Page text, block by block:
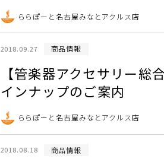
ららぽーと名古屋みなとアクルス店
2018.09.27 商品情報
【管楽器アクセサリー
インナップのご案内
ららぽーと名古屋みなとアクルス店
2018.08.18 商品情報